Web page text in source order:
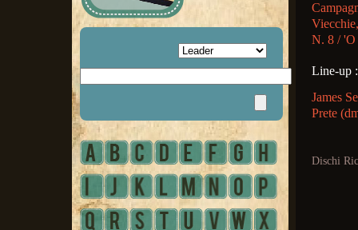
N. 8 / 'O
Line-up :
James
Prete
Dischi